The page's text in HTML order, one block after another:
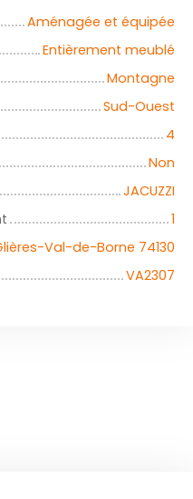
Aménagée et équipée
Entièrement meublé
Montagne
Sud-Ouest
4
Non
JACUZZI
1
Val-de-Borne 74130
VA2307